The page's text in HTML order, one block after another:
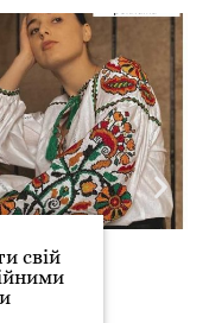
свій